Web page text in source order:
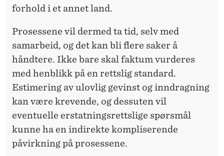
forhold i et annet land.
Prosessene vil dermed ta tid, selv med
samarbeid, og det kan bli flere saker å
håndtere. Ikke bare skal faktum vurderes
med henblikk på en rettslig standard.
Estimering av ulovlig gevinst og inndragning
kan være krevende, og dessuten vil
eventuelle erstatningsrettslige spørsmål
kunne ha en indirekte kompliserende
påvirkning på prosessene.